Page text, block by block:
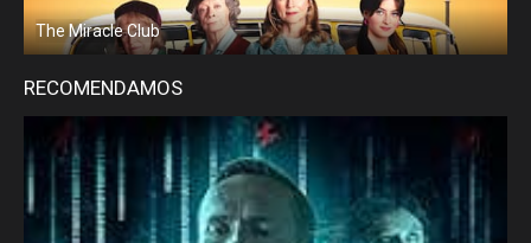
The Miracle Club
RECOMENDAMOS